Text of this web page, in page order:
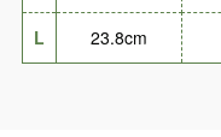
L 23.8cm